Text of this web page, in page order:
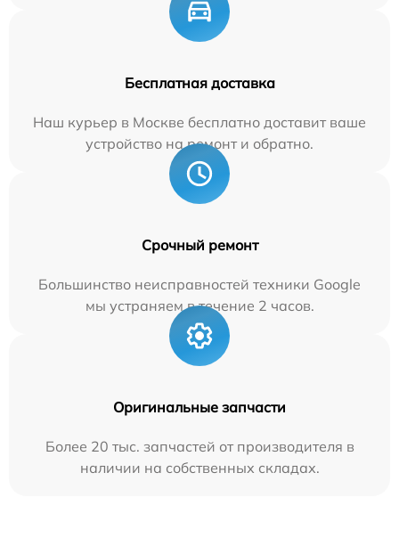
Бесплатная доставка
Наш курьер в Москве бесплатно доставит ваше
устройство на ремонт и обратно.
Срочный ремонт
Большинство неисправностей техники Google
мы устраняем в течение 2 часов.
Оригинальные запчасти
Более 20 тыс. запчастей от производителя в
наличии на собственных складах.